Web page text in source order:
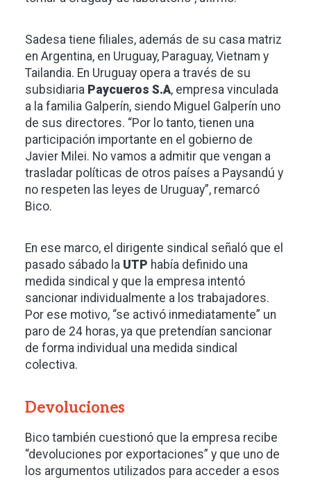
Sadesa tiene filiales, además de su casa matriz
en Argentina, en Uruguay, Paraguay, Vietnam y
Tailandia. En Uruguay opera a través de su
subsidiaria Paycueros S.A, empresa vinculada
a la familia Galperín, siendo Miguel Galperín uno
de sus directores. “Por lo tanto, tienen una
participación importante en el gobierno de
Javier Milei. No vamos a admitir que vengan a
trasladar políticas de otros países a Paysandú y
no respeten las leyes de Uruguay”, remarcó
Bico.
En ese marco, el dirigente sindical señaló que el
pasado sábado la UTP había definido una
medida sindical y que la empresa intentó
sancionar individualmente a los trabajadores.
Por ese motivo, “se activó inmediatamente” un
paro de 24 horas, ya que pretendían sancionar
de forma individual una medida sindical
colectiva.
Devoluciones
Bico también cuestionó que la empresa recibe
“devoluciones por exportaciones” y que uno de
los argumentos utilizados para acceder a esos